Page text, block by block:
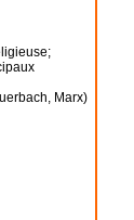
Marx)